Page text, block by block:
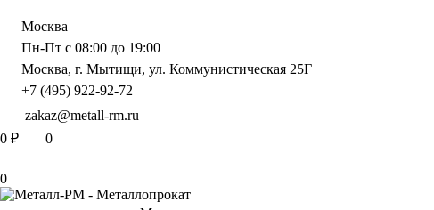
Москва
Пн-Пт с 08:00 до 19:00
Москва, г. Мытищи, ул. Коммунистическая 25Г
+7 (495) 922-92-72
zakaz@metall-rm.ru
0 ₽ 0
0